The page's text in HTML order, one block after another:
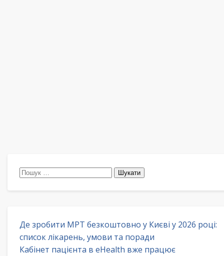
Пошук:
Де зробити МРТ безкоштовно у Києві у 2026 році:
список лікарень, умови та поради
Кабінет пацієнта в eHealth вже працює